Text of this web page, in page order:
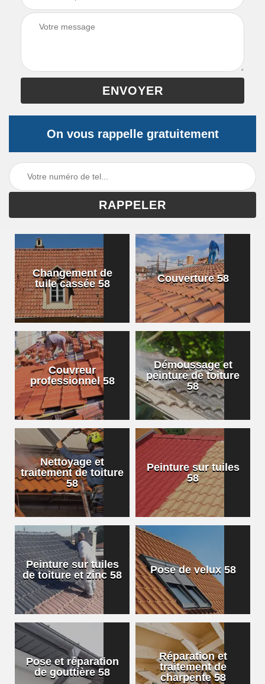
On vous rappelle gratuitement
Changement de
tuile cassée 58
Couverture 58
Couvreur
professionnel 58
Démoussage et
peinture de toiture
58
Nettoyage et
traitement de toiture
58
Peinture sur tuiles
58
Peinture sur tuiles
de toiture et zinc 58
Pose de velux 58
Pose et réparation
de gouttière 58
Réparation et
traitement de
charpente 58